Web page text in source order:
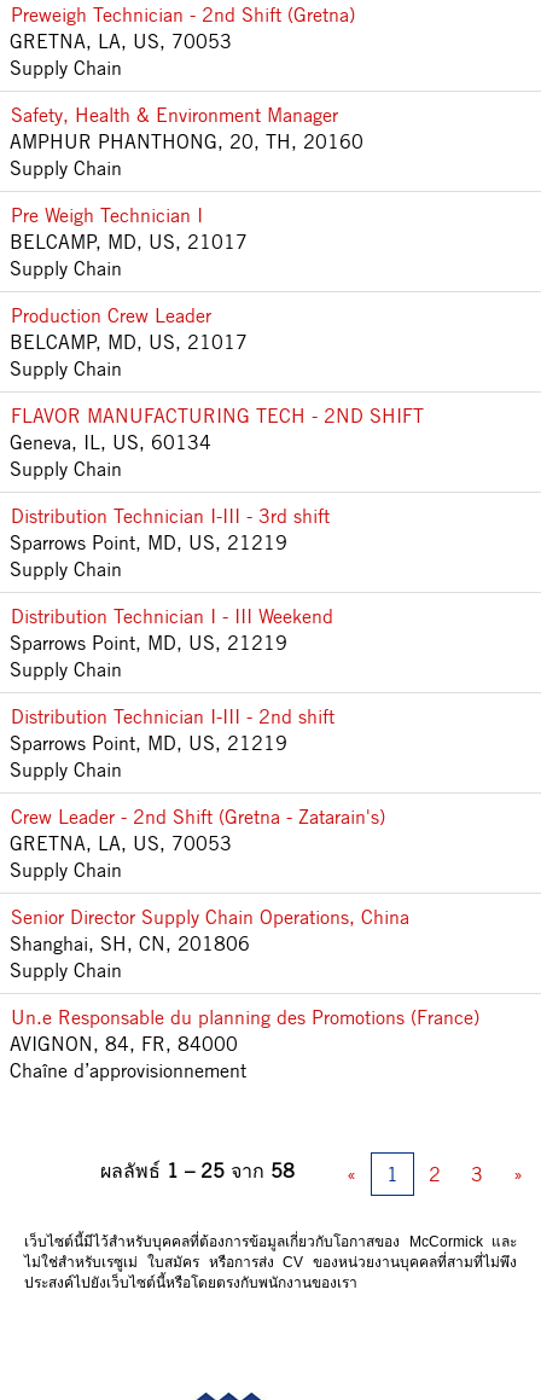
Preweigh Technician - 2nd Shift (Gretna)
GRETNA, LA, US, 70053
Supply Chain
Safety, Health & Environment Manager
AMPHUR PHANTHONG, 20, TH, 20160
Supply Chain
Pre Weigh Technician I
BELCAMP, MD, US, 21017
Supply Chain
Production Crew Leader
BELCAMP, MD, US, 21017
Supply Chain
FLAVOR MANUFACTURING TECH - 2ND SHIFT
Geneva, IL, US, 60134
Supply Chain
Distribution Technician I-III - 3rd shift
Sparrows Point, MD, US, 21219
Supply Chain
Distribution Technician I - III Weekend
Sparrows Point, MD, US, 21219
Supply Chain
Distribution Technician I-III - 2nd shift
Sparrows Point, MD, US, 21219
Supply Chain
Crew Leader - 2nd Shift (Gretna - Zatarain's)
GRETNA, LA, US, 70053
Supply Chain
Senior Director Supply Chain Operations, China
Shanghai, SH, CN, 201806
Supply Chain
Un.e Responsable du planning des Promotions (France)
AVIGNON, 84, FR, 84000
Chaîne d’approvisionnement
ผลลัพธ์ 1 – 25 จาก 58 « 1 2 3 »
เว็บไซต์นี้มีไว้สําหรับบุคคลที่ต้องการข้อมูลเกี่ยวกับโอกาสของ McCormick และ
ไม่ใช่สําหรับเรซูเม่ ใบสมัคร หรือการส่ง CV ของหน่วยงานบุคคลที่สามที่ไม่พึง
ประสงค์ไปยังเว็บไซต์นี้หรือโดยตรงกับพนักงานของเรา